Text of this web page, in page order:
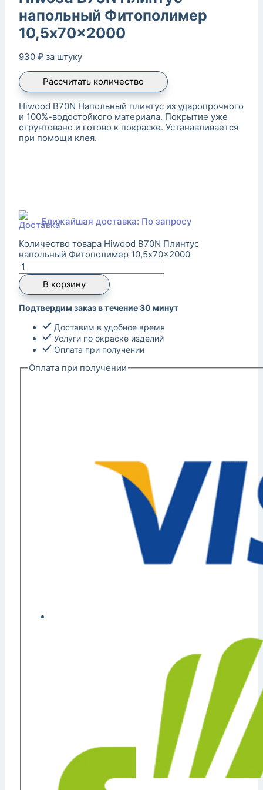
напольный Фитополимер
10,5x70x2000
930 ₽ за штуку
Рассчитать количество
Hiwood B70N Напольный плинтус из ударопрочного
и 100%-водостойкого материала. Покрытие уже
огрунтовано и готово к покраске. Устанавливается
при помощи клея.
Ближайшая доставка: По запросу
Количество товара Hiwood B70N Плинтус
напольный Фитополимер 10,5x70x2000
В корзину
Подтвердим заказ в течение 30 минут
Доставим в удобное время
Услуги по окраске изделий
Оплата при получении
Оплата при получении